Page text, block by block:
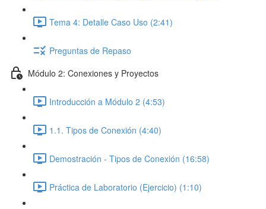
Tema 4: Detalle Caso Uso (2:41)
Preguntas de Repaso
Módulo 2: Conexiones y Proyectos
Introducción a Módulo 2 (4:53)
1.1. Tipos de Conexión (4:40)
Demostración - Tipos de Conexión (16:58)
Práctica de Laboratorio (Ejercicio) (1:10)